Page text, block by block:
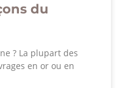
du
? La plupart des
en or ou en